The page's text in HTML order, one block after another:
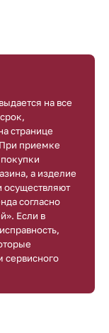
на все
странице
При приемке
а изделие
осуществляют
согласно
Если в
сервисного